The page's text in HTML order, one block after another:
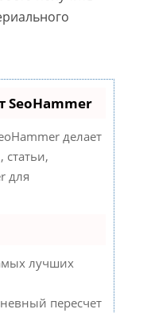
делает
для
лучших
пересчет